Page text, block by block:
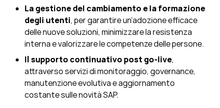
La gestione del cambiamento e la formazione
degli utenti, per garantire un’adozione efficace
delle nuove soluzioni, minimizzare la resistenza
interna e valorizzare le competenze delle persone.
Il supporto continuativo post go-live,
attraverso servizi di monitoraggio, governance,
manutenzione evolutiva e aggiornamento
costante sulle novità SAP.